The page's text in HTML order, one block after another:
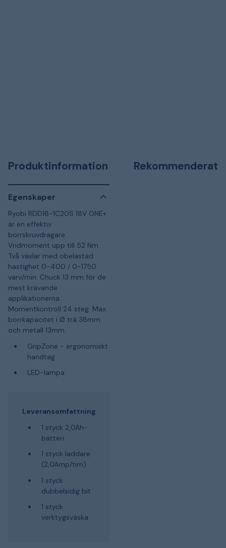
Produktinformation
Egenskaper
Ryobi RDD18-1C20S 18V ONE+
är en effektiv
borrskruvdragare.
Vridmoment upp till 52 Nm.
Två växlar med obelastad
hastighet 0-400 / 0-1750
varv/min. Chuck 13 mm för de
mest krävande
applikationerna.
Momentkontroll 24 steg. Max.
borrkapacitet i Ø trä 38mm
och metall 13mm.
GripZone - ergonomiskt
handtag
LED-lampa
Leveransomfattning
1 styck 2,0Ah-
batteri
1 styck laddare
(2,0Amp/tim)
1 styck
dubbelsidig bit
1 styck
verktygsväska
Rekommenderat